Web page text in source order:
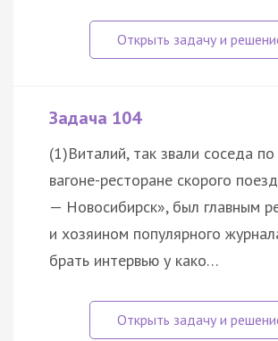
Задача 104
(1)Виталий, так звали соседа по
вагоне-ресторане скорого
— Новосибирск», был главным
и хозяином популярного
брать интервью у како…